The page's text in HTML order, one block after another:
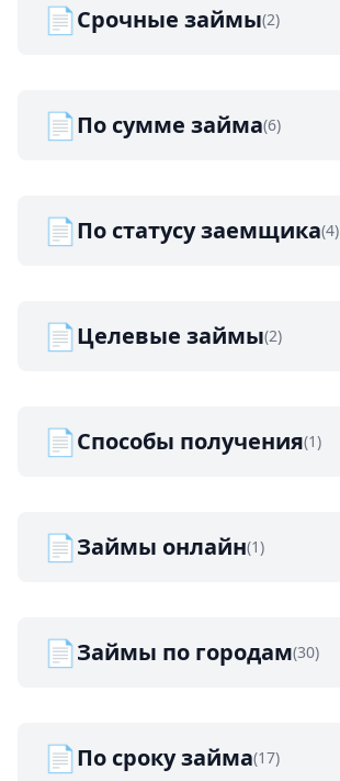
📄Срочные займы(2)
📄По сумме займа(6)
📄По статусу заемщика(4)
📄Целевые займы(2)
📄Способы получения(1)
📄Займы онлайн(1)
📄Займы по городам(30)
📄По сроку займа(17)